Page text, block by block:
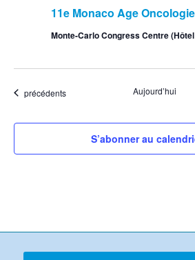
11e Monaco Age Oncologie
Monte-Carlo Congress Centre
Événements
précédents Aujourd’hui
S’abonner au